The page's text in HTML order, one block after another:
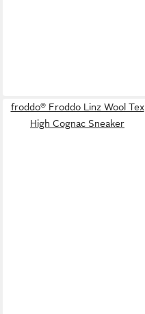
froddo® Froddo Linz Wool Tex
High Cognac Sneaker